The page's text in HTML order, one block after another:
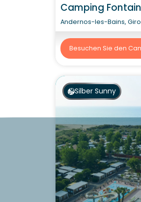
Camping
Andernos-les-Bains,
Besuchen Sie den
Silber Sunny